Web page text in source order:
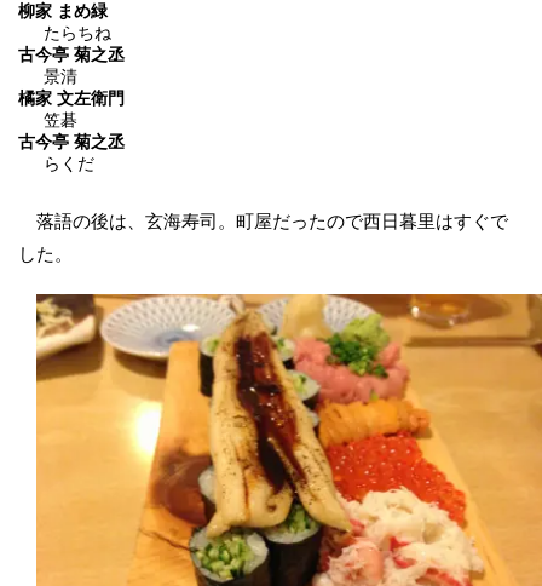
柳家 まめ緑
たらちね
古今亭 菊之丞
景清
橘家 文左衛門
笠碁
古今亭 菊之丞
らくだ
落語の後は、玄海寿司。町屋だったので西日暮里はすぐで
した。